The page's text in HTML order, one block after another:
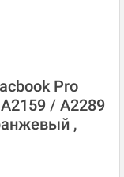
Pro
/ A2289
,